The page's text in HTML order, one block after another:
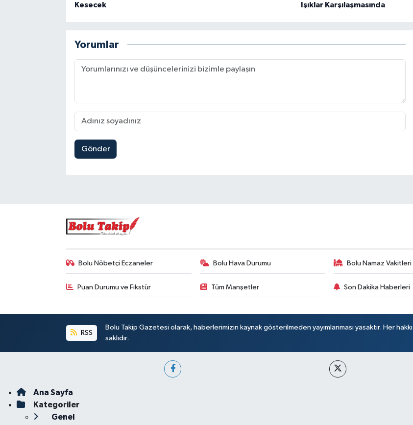
Kesecek
Işıklar Karşılaşmasında
Yorumlar
Gönder
Bolu Nöbetçi Eczaneler Bolu Hava Durumu Bolu Namaz Vakitleri
Puan Durumu ve Fikstür Tüm Manşetler Son Dakika Haberleri
RSS
Bolu Takip Gazetesi olarak, haberlerimizin kaynak gösterilmeden yayımlanması yasaktır. Her hakkı
saklıdır.
Ana Sayfa
Kategoriler
Genel